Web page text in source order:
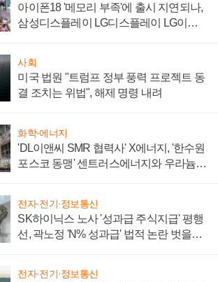
아이폰18 '메모리 부족'에 출시 지연되나,
삼성디스플레이 LG디스플레이 LG이노
사회
미국 법원 "트럼프 정부 풍력 프로젝트 동
결 조치는 위법", 해제 명령 내려
화학·에너지
'DL이앤씨 SMR 협력사' X에너지, '한수원
포스코 동맹' 센트러스에너지와 우라늄
전자·전기·정보통신
SK하이닉스 노사 '성과급 주식지급' 평행
선, 곽노정 'N% 성과급' 법적 논란 벗을지
전자·전기·정보통신